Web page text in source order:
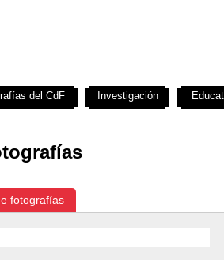
fotografías
del CdF Investigación